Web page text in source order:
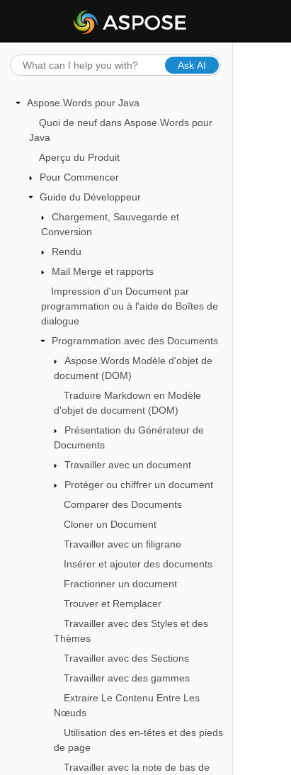
Ask AI
Aspose.Words pour Java
Quoi de neuf dans Aspose.Words pour
Java
Aperçu du Produit
Pour Commencer
Guide du Développeur
Chargement, Sauvegarde et
Conversion
Rendu
Mail Merge et rapports
Impression d'un Document par
programmation ou à l'aide de Boîtes de
dialogue
Programmation avec des Documents
Aspose.Words Modèle d'objet de
document (DOM)
Traduire Markdown en Modèle
d'objet de document (DOM)
Présentation du Générateur de
Documents
Travailler avec un document
Protéger ou chiffrer un document
Comparer des Documents
Cloner un Document
Travailler avec un filigrane
Insérer et ajouter des documents
Fractionner un document
Trouver et Remplacer
Travailler avec des Styles et des
Thèmes
Travailler avec des Sections
Travailler avec des gammes
Extraire Le Contenu Entre Les
Nœuds
Utilisation des en-têtes et des pieds
de page
Travailler avec la note de bas de